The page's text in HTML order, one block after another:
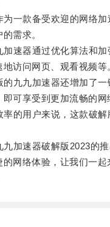
款备受欢迎的网络加
需求。
器通过优化算法和加
访问网页、观看视频等
九加速器还增加了一
可享受到更加流畅的网
用户来说，这款破解
加速器破解版2023的推
的网络体验，让我们一起